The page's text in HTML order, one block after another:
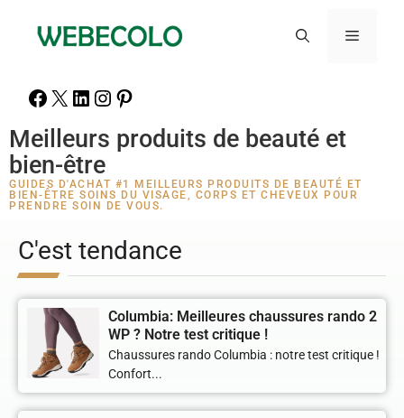
Meilleurs produits de beauté et
bien-être
GUIDES D'ACHAT #1 MEILLEURS PRODUITS DE BEAUTÉ ET
BIEN-ÊTRE SOINS DU VISAGE, CORPS ET CHEVEUX POUR
PRENDRE SOIN DE VOUS.
C'est tendance
Columbia: Meilleures chaussures rando 2
WP ? Notre test critique !
Chaussures rando Columbia : notre test critique !
Confort...